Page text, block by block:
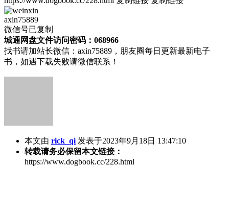
axin75889
微信号已复制
城通网盘文件访问密码：068966
找书请加站长微信：axin75889，朋友圈每日更新最新电子
书，如遇下载失败请微信联系！
本文由 rick_qi 发表于2023年9月18日 13:47:10
转载请务必保留本文链接：
https://www.dogbook.cc/228.html